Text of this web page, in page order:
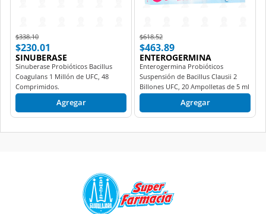
Price reduced from
$338.10to
$230.01
SINUBERASE
Sinuberase Probióticos Bacillus
Coagulans 1 Millón de UFC, 48
Comprimidos.
Agregar
Price reduced from
$618.52to
$463.89
ENTEROGERMINA
Enterogermina Probióticos
Suspensión de Bacillus Clausii 2
Billones UFC, 20 Ampolletas de 5 ml
c/u.
Agregar